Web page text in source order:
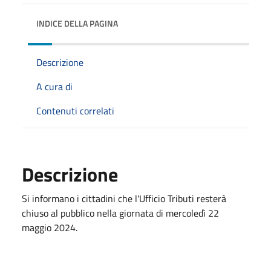
INDICE DELLA PAGINA
Descrizione
A cura di
Contenuti correlati
Descrizione
Si informano i cittadini che l'Ufficio Tributi resterà
chiuso al pubblico nella giornata di mercoledì 22
maggio 2024.